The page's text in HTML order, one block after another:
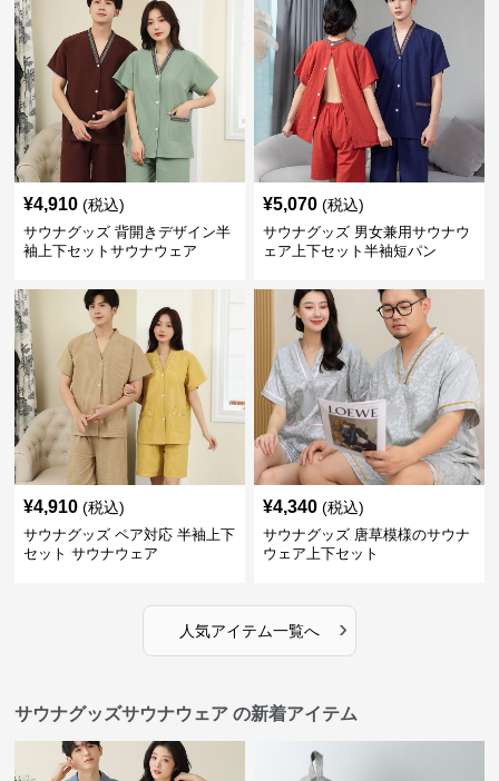
¥4,910 (税込)
サウナグッズ 背開きデザイン半
袖上下セットサウナウェア
¥5,070 (税込)
サウナグッズ 男女兼用サウナウ
ェア上下セット半袖短パン
¥4,910 (税込)
サウナグッズ ペア対応 半袖上下
セット サウナウェア
¥4,340 (税込)
サウナグッズ 唐草模様のサウナ
ウェア上下セット
人気アイテム一覧へ ›
サウナグッズサウナウェア の新着アイテム